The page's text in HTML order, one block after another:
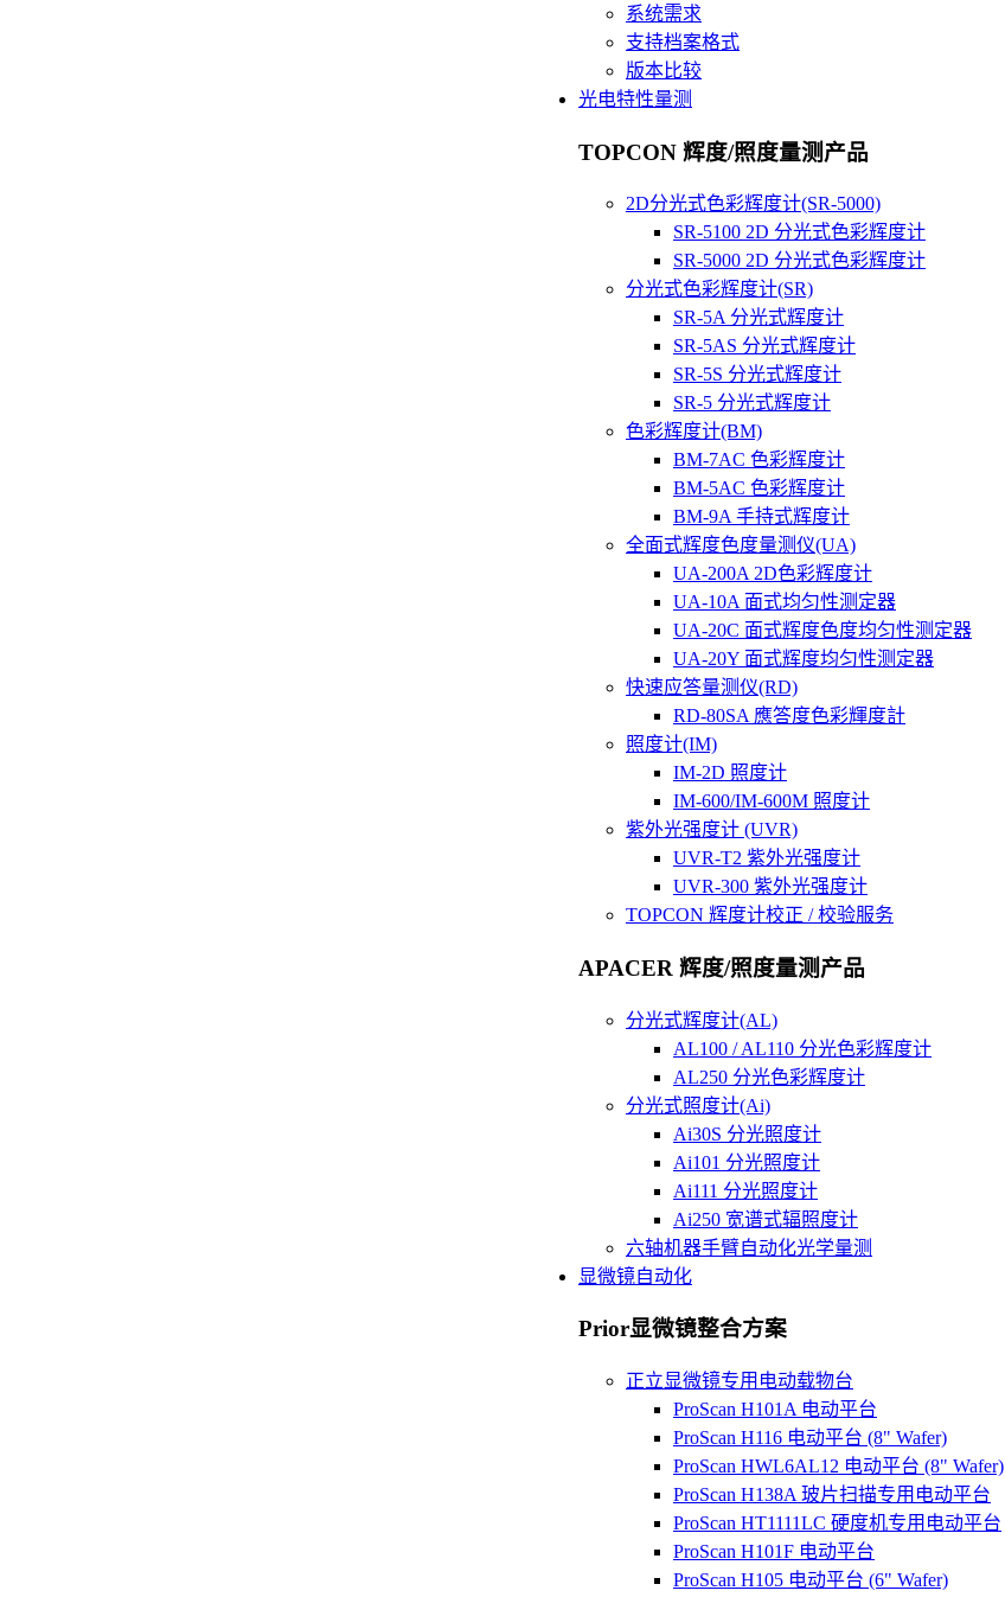
系统需求
支持档案格式
版本比较
光电特性量测
TOPCON 辉度/照度量测产品
2D分光式色彩辉度计(SR-5000)
SR-5100 2D 分光式色彩辉度计
SR-5000 2D 分光式色彩辉度计
分光式色彩辉度计(SR)
SR-5A 分光式辉度计
SR-5AS 分光式辉度计
SR-5S 分光式辉度计
SR-5 分光式辉度计
色彩辉度计(BM)
BM-7AC 色彩辉度计
BM-5AC 色彩辉度计
BM-9A 手持式辉度计
全面式辉度色度量测仪(UA)
UA-200A 2D色彩辉度计
UA-10A 面式均匀性测定器
UA-20C 面式辉度色度均匀性测定器
UA-20Y 面式辉度均匀性测定器
快速应答量测仪(RD)
RD-80SA 應答度色彩輝度計
照度计(IM)
IM-2D 照度计
IM-600/IM-600M 照度计
紫外光强度计 (UVR)
UVR-T2 紫外光强度计
UVR-300 紫外光强度计
TOPCON 辉度计校正 / 校验服务
APACER 辉度/照度量测产品
分光式辉度计(AL)
AL100 / AL110 分光色彩辉度计
AL250 分光色彩辉度计
分光式照度计(Ai)
Ai30S 分光照度计
Ai101 分光照度计
Ai111 分光照度计
Ai250 宽谱式辐照度计
六轴机器手臂自动化光学量测
显微镜自动化
Prior显微镜整合方案
正立显微镜专用电动载物台
ProScan H101A 电动平台
ProScan H116 电动平台 (8" Wafer)
ProScan HWL6AL12 电动平台 (8" Wafer)
ProScan H138A 玻片扫描专用电动平台
ProScan HT1111LC 硬度机专用电动平台
ProScan H101F 电动平台
ProScan H105 电动平台 (6" Wafer)